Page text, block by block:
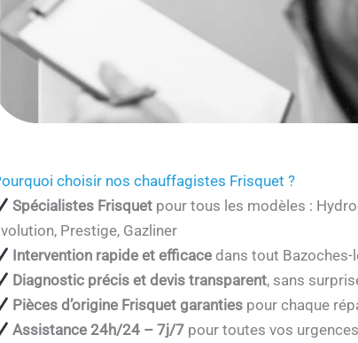
choisir nos chauffagistes Frisquet ?
Spécialistes Frisquet pour tous les modèles :
Prestige, Gazliner
Intervention rapide et efficace dans tout
Diagnostic précis et devis transparent, sans
Pièces d’origine Frisquet garanties pour chaque
Assistance 24h/24 – 7j/7 pour toutes vos urgences